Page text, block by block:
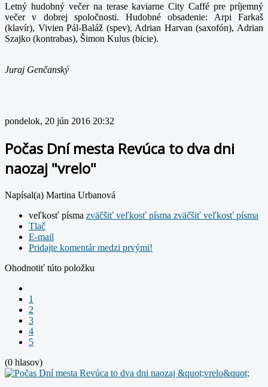
Letný hudobný večer na terase kaviarne City Caffé pre príjemný
večer v dobrej spoločnosti. Hudobné obsadenie: Arpi Farkaš
(klavír), Vivien Pál-Baláž (spev), Adrian Harvan (saxofón), Adrian
Szajko (kontrabas), Šimon Kulus (bicie).
Juraj Genčanský
pondelok, 20 jún 2016 20:32
Počas Dní mesta Revúca to dva dni
naozaj "vrelo"
Napísal(a) Martina Urbanová
veľkosť písma zväčšiť veľkosť písma zväčšiť veľkosť písma
Tlač
E-mail
Pridajte komentár medzi prvými!
Ohodnotiť túto položku
1
2
3
4
5
(0 hlasov)